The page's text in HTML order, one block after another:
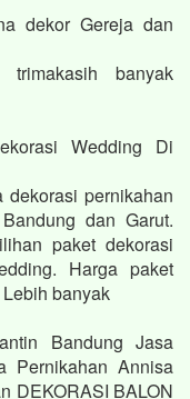
dekor Gereja dan
banyak
Wedding Di
pernikahan
dan Garut.
paket dekorasi
Harga paket
banyak
Bandung Jasa
Pernikahan Annisa
DEKORASI BALON